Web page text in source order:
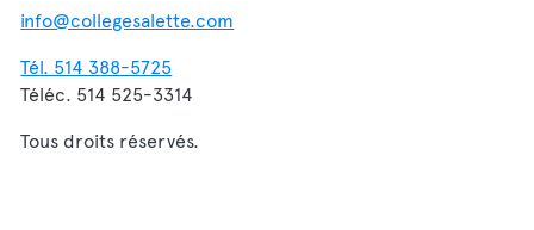
info@collegesalette.com
Tél. 514 388-5725
Téléc. 514 525-3314
Tous droits réservés.